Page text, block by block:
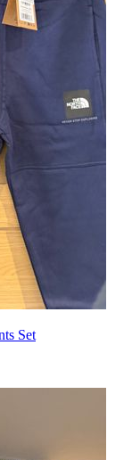
Set